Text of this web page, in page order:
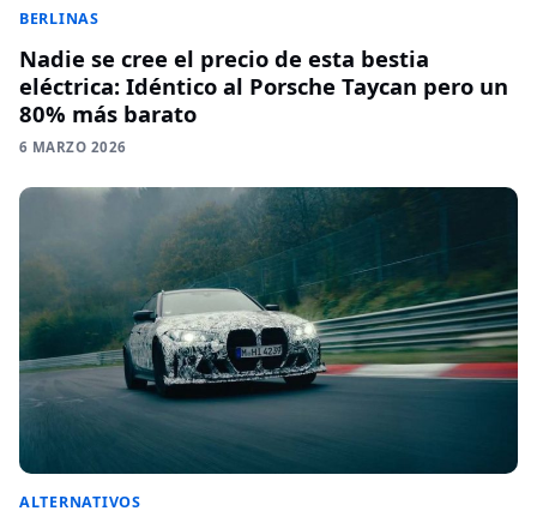
BERLINAS
Nadie se cree el precio de esta bestia
eléctrica: Idéntico al Porsche Taycan pero un
80% más barato
6 MARZO 2026
ALTERNATIVOS